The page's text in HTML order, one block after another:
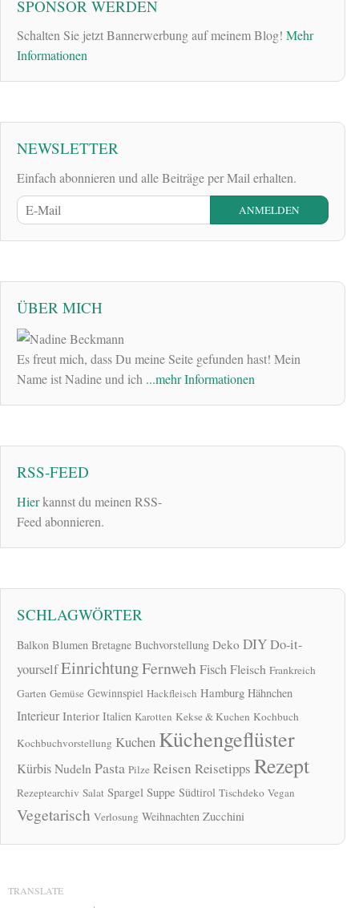
SPONSOR WERDEN
Schalten Sie jetzt Bannerwerbung auf meinem Blog! Mehr
Informationen
NEWSLETTER
Einfach abonnieren und alle Beiträge per Mail erhalten.
ÜBER MICH
Es freut mich, dass Du meine Seite gefunden hast! Mein
Name ist Nadine und ich ...mehr Informationen
RSS-FEED
Hierkannst du meinen RSS-
Feed abonnieren.
SCHLAGWÖRTER
Balkon Blumen Bretagne Buchvorstellung Deko DIYDo-it-
yourselfEinrichtungFernwehFischFleisch Frankreich
Garten Gemüse Gewinnspiel Hackfleisch Hamburg Hähnchen
Interieur Interior Italien Karotten Kekse & Kuchen Kochbuch
Kochbuchvorstellung Kuchen Küchengeflüster
KürbisNudeln Pasta Pilze Reisen Reisetipps Rezept
Rezeptearchiv Salat Spargel Suppe Südtirol Tischdeko Vegan
Vegetarisch Verlosung Weihnachten Zucchini
TRANSLATE